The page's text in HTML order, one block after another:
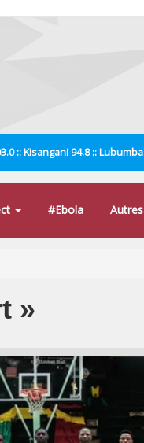
:: Kisangani 94.8 ::
#Ebola Autres
»